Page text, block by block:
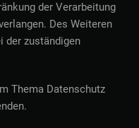
der Verarbeitung
Des Weiteren
der zuständigen
Thema Datenschutz